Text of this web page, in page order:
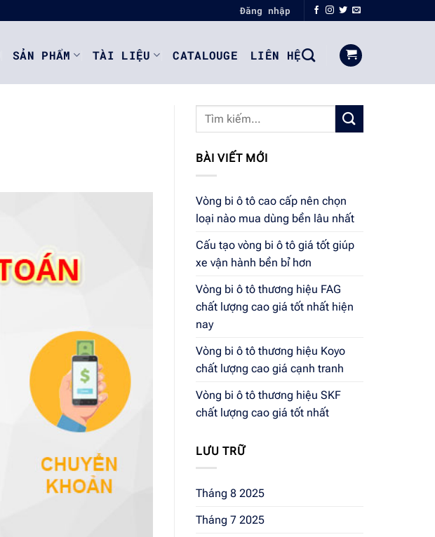
Đăng nhập
SẢN PHẨM TÀI LIỆU CATALOUGE LIÊN HỆ
BÀI VIẾT MỚI
Vòng bi ô tô cao cấp nên chọn
loại nào mua dùng bền lâu nhất
Cấu tạo vòng bi ô tô giá tốt giúp
xe vận hành bền bỉ hơn
Vòng bi ô tô thương hiệu FAG
chất lượng cao giá tốt nhất hiện
nay
Vòng bi ô tô thương hiệu Koyo
chất lượng cao giá cạnh tranh
Vòng bi ô tô thương hiệu SKF
chất lượng cao giá tốt nhất
LƯU TRỮ
Tháng 8 2025
Tháng 7 2025